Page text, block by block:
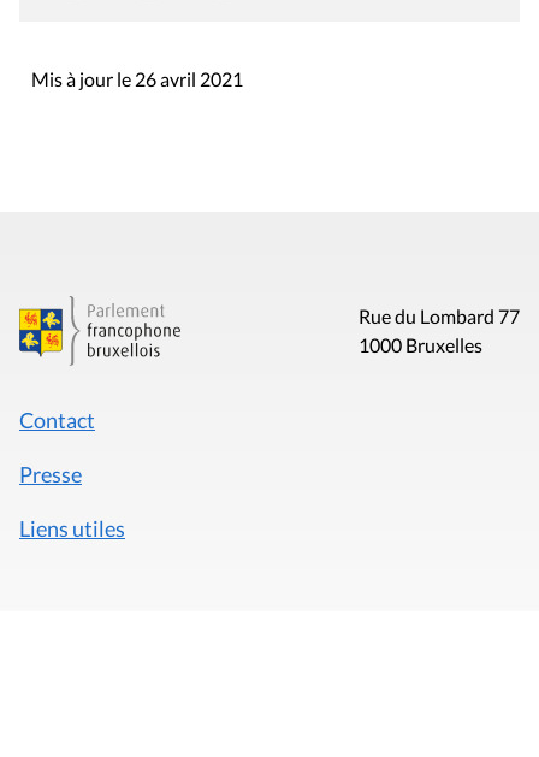
Mis à jour le 26 avril 2021
Rue du Lombard 77
1000 Bruxelles
Contact
Presse
Liens utiles